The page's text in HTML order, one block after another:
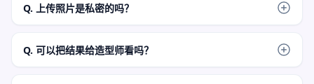
之前，请保持标签页打开。
Q. 上传照片是私密的吗？
理的照片，避免敏感图片或没有使用权的照片。
Q. 可以把结果给造型师看吗？